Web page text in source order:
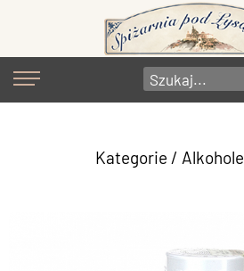
Kategorie / Alkohole